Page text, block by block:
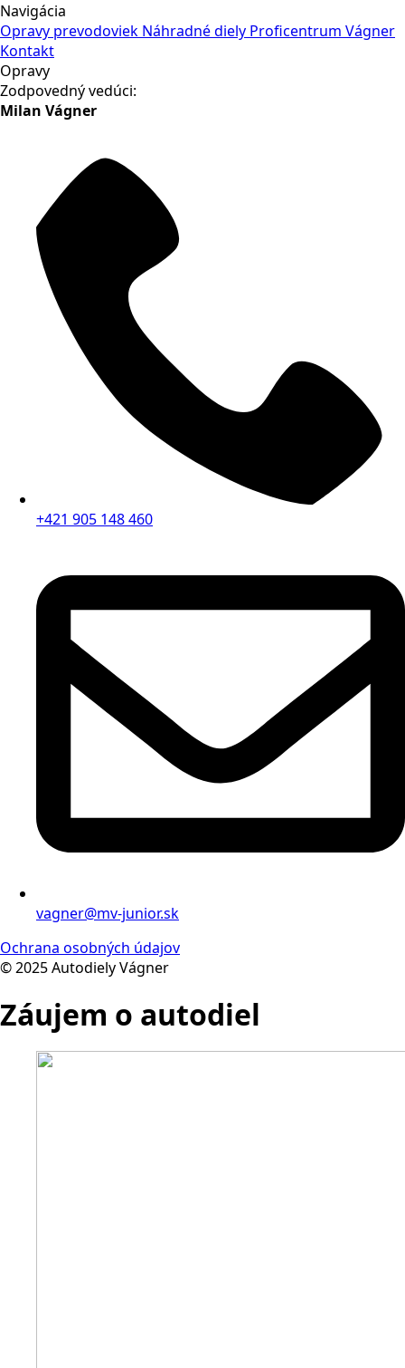
Navigácia
Opravy prevodoviek Náhradné diely Proficentrum Vágner
Kontakt
Opravy
Zodpovedný vedúci:
Milan Vágner
+421 905 148 460
vagner@mv-junior.sk
Ochrana osobných údajov
© 2025 Autodiely Vágner
Záujem o autodiel